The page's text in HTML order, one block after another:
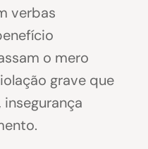
verbas
o mero
grave que